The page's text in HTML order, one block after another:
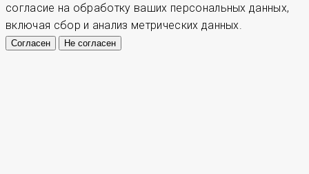
согласие на обработку ваших персональных данных,
включая сбор и анализ метрических данных.
Согласен Не согласен